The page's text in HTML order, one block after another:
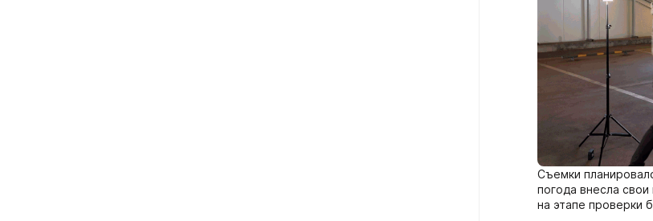
Съемки
погода внесла
на этапе проверки